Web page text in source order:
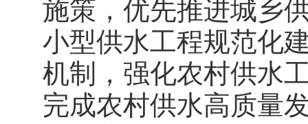
施策，优先推进城乡
小型供水工程规范化
机制，强化农村供水
完成农村供水高质量